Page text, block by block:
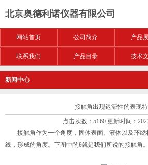
北京奥德利诺仪器有限公司
网站首页 公司简介 产品
联系我们 产品目录 技术
新闻中心
接触角出现迟滞性的表现
点击次数：5160 更新时间：
接触角作为一个角度，固体表面、液体以及环绕
线，形成的角度。下图中的θ就是我们所说的接触角。